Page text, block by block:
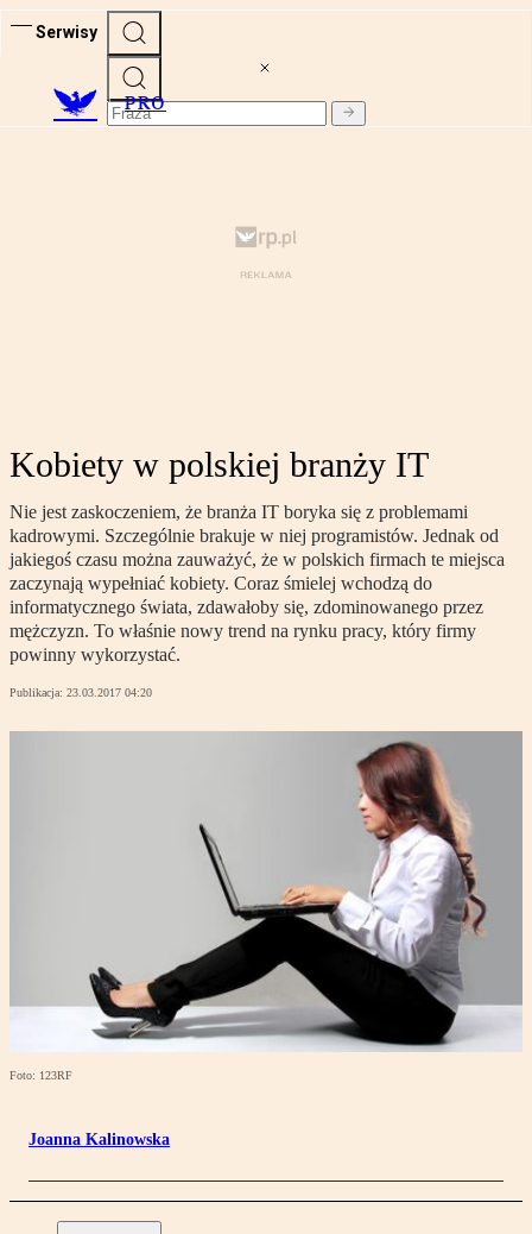
Serwisy
PRO
Kobiety w polskiej branży IT
Nie jest zaskoczeniem, że branża IT boryka się z problemami
kadrowymi. Szczególnie brakuje w niej programistów. Jednak od
jakiegoś czasu można zauważyć, że w polskich firmach te miejsca
zaczynają wypełniać kobiety. Coraz śmielej wchodzą do
informatycznego świata, zdawałoby się, zdominowanego przez
mężczyzn. To właśnie nowy trend na rynku pracy, który firmy
powinny wykorzystać.
Publikacja: 23.03.2017 04:20
Foto: 123RF
Joanna Kalinowska